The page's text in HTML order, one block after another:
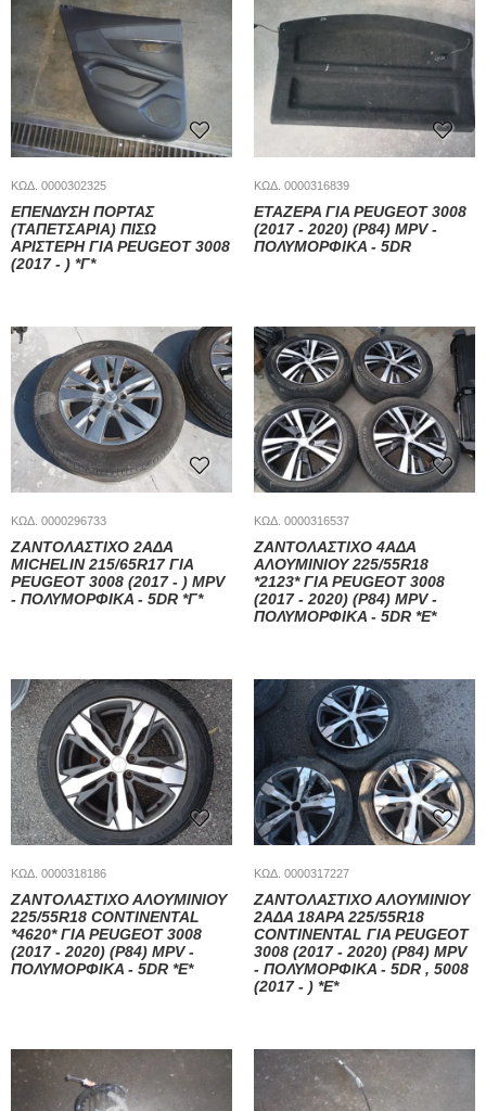
ΚΩΔ. 0000302325
ΕΠΕΝΔΥΣΗ ΠΟΡΤΑΣ
(ΤΑΠΕΤΣΑΡΙΑ) ΠΙΣΩ
ΑΡΙΣΤΕΡΗ ΓΙΑ PEUGEOT 3008
(2017 - ) *Γ*
ΚΩΔ. 0000316839
ΕΤΑΖΕΡΑ ΓΙΑ PEUGEOT 3008
(2017 - 2020) (P84) MPV -
ΠΟΛΥΜΟΡΦΙΚΑ - 5DR
ΚΩΔ. 0000296733
ΖΑΝΤΟΛΑΣΤΙΧΟ 2ΑΔΑ
MICHELIN 215/65R17 ΓΙΑ
PEUGEOT 3008 (2017 - ) MPV
- ΠΟΛΥΜΟΡΦΙΚΑ - 5DR *Γ*
ΚΩΔ. 0000316537
ΖΑΝΤΟΛΑΣΤΙΧΟ 4ΑΔΑ
ΑΛΟΥΜΙΝΙΟΥ 225/55R18
*2123* ΓΙΑ PEUGEOT 3008
(2017 - 2020) (P84) MPV -
ΠΟΛΥΜΟΡΦΙΚΑ - 5DR *Ε*
ΚΩΔ. 0000318186
ΖΑΝΤΟΛΑΣΤΙΧΟ ΑΛΟΥΜΙΝΙΟΥ
225/55R18 CONTINENTAL
*4620* ΓΙΑ PEUGEOT 3008
(2017 - 2020) (P84) MPV -
ΠΟΛΥΜΟΡΦΙΚΑ - 5DR *E*
ΚΩΔ. 0000317227
ΖΑΝΤΟΛΑΣΤΙΧΟ ΑΛΟΥΜΙΝΙΟΥ
2ΑΔΑ 18ΑΡΑ 225/55R18
CONTINENTAL ΓΙΑ PEUGEOT
3008 (2017 - 2020) (P84) MPV
- ΠΟΛΥΜΟΡΦΙΚΑ - 5DR , 5008
(2017 - ) *Ε*